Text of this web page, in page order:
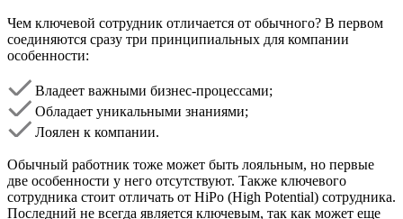
Чем ключевой сотрудник отличается от обычного? В первом
соединяются сразу три принципиальных для компании
особенности:
Владеет важными бизнес-процессами;
Обладает уникальными знаниями;
Лоялен к компании.
Обычный работник тоже может быть лояльным, но первые
две особенности у него отсутствуют. Также ключевого
сотрудника стоит отличать от HiPo (High Potential) сотрудника.
Последний не всегда является ключевым, так как может еще